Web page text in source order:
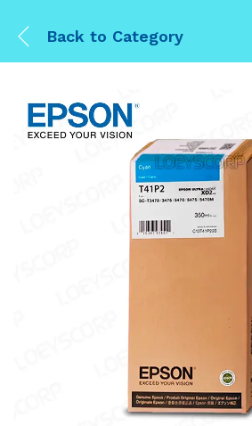
Back to Category